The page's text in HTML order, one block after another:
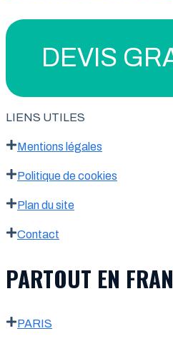
DEVIS
LIENS UTILES
Mentions légales
Politique de cookies
Plan du site
Contact
PARTOUT EN
PARIS